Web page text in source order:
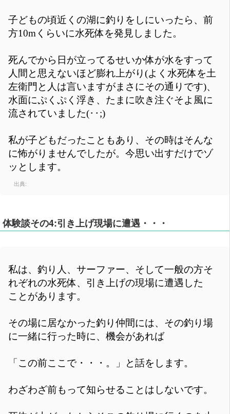
子どもの頃近くの湖に釣りをしにいったら、前
方10mくらいに水死体を発見しました。
死んでから日が立ってるせいか体が水をすって
人間と思えないほど膨れ上がり(よく水死体を土
左衛門と人は言いますがまさにその通りです)、
水面にぷくぷく浮き、たまに吹き注ぐそよ風に
流されていました(･･;)
私が子どもだったこともあり、その時はそんな
に怖がりませんでしたが。今思い出すだけでゾ
ッとします。
出典:
体験談その4:引き上げ現場に遭遇・・・
私は、釣り人、サーファー、そして一般の方そ
れぞれの水死体、引き上げの現場に遭遇した
ことがあります。
その場に居なかった釣り仲間には、その釣り場
に一緒に行った時に、機会があれば
「この前ここで・・・。」と話をします。
わざわざ前もって知らせることはしないです。